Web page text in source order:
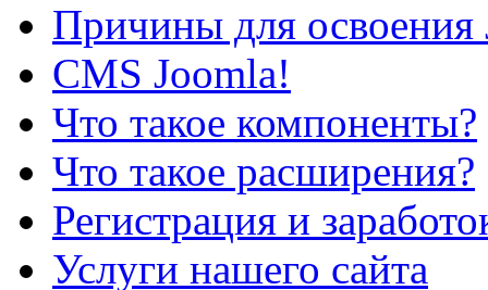
Причины для освоения
CMS Joomla!
Что такое компоненты?
Что такое расширения?
Регистрация и
Услуги нашего сайта